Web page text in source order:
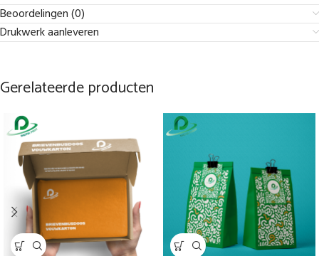
Beoordelingen (0)
Drukwerk aanleveren
Gerelateerde producten